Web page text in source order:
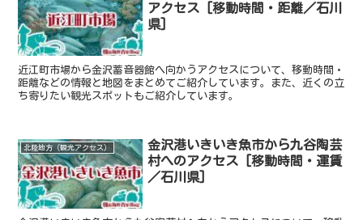
アクセス [移動時間・距離／石川
県]
近江町市場から金沢蓄音器館へ向かうアクセスについて、移動時間・
距離などの情報と地図をまとめてご紹介しています。また、近くの立
ち寄りたい観光スポットもご紹介しています。
北陸地方（観光アクセス）
金沢港いきいき魚市から九谷陶芸
村へのアクセス [移動時間・運賃
／石川県]